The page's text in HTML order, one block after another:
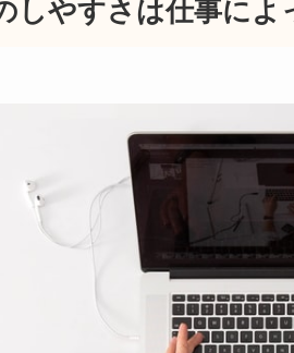
しやすさは仕事によ